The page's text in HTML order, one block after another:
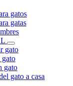
gatos
gatas
gato
gato
gato
gato a casa